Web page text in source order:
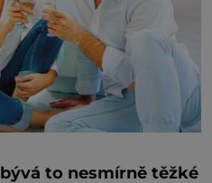
to nesmírně těžké